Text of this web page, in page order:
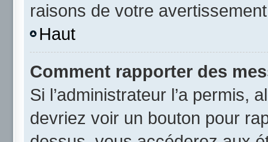
raisons de votre
Haut
Comment rapporter des
Si l’administrateur l’a permis,
devriez voir un bouton pour